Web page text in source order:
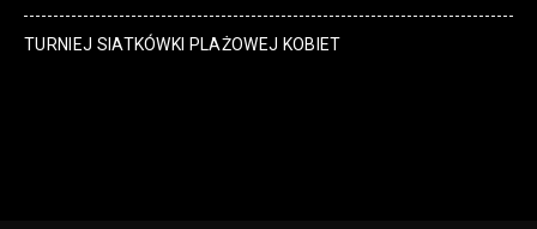
TURNIEJ SIATKÓWKI PLAŻOWEJ KOBIET